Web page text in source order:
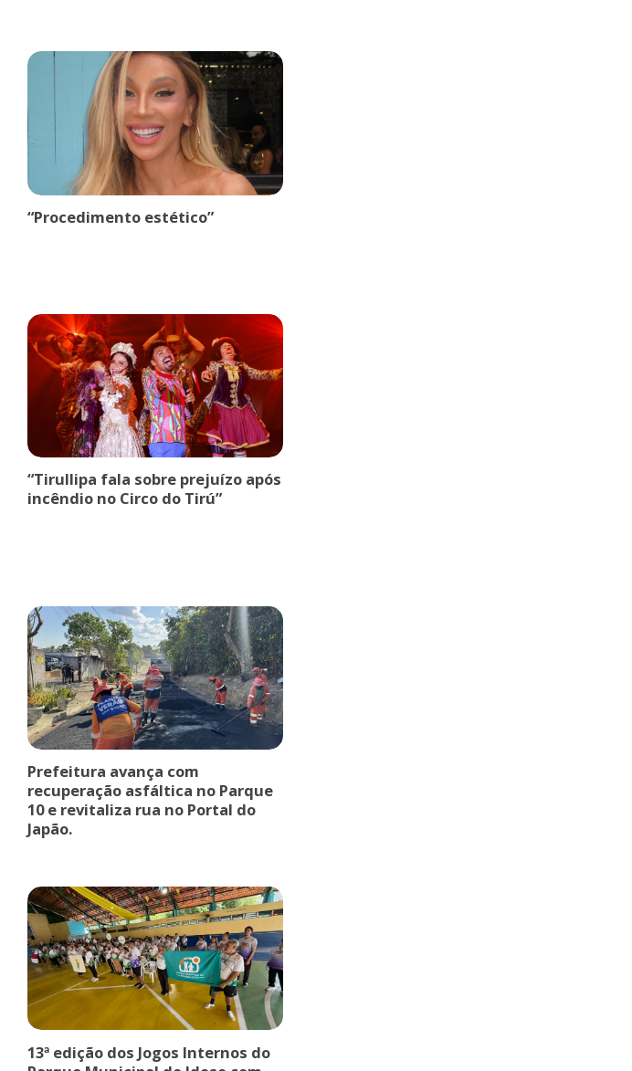
“Procedimento estético”
“Tirullipa fala sobre prejuízo após
incêndio no Circo do Tirú”
Prefeitura avança com
recuperação asfáltica no Parque
10 e revitaliza rua no Portal do
Japão.
13ª edição dos Jogos Internos do